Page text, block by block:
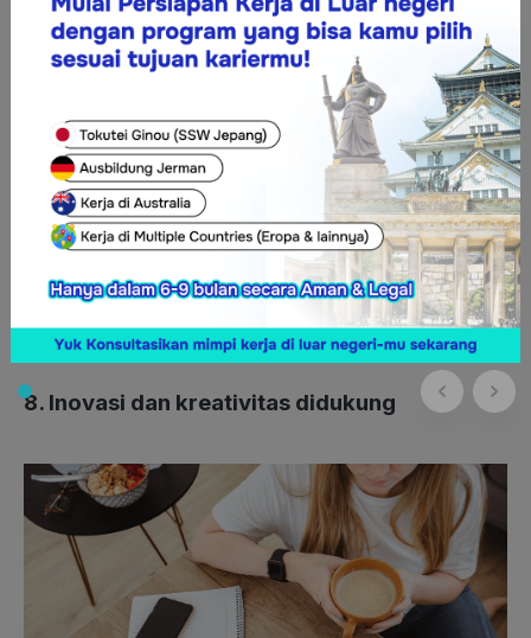
Disiplin adalah nilai yang sangat dihargai di Jerman. Di tempat
kerja,Huntersdiharapkan untuk menyelesaikan tugas tepat
waktu dan sesuai dengan standar yang telah ditetapkan.
Menunda-nunda atau bekerja setengah hati akan dianggap
tidak profesional. Orang Jerman percaya bahwa disiplin
membawa efisiensi, dan ini menjadi salah satu alasan
mengapa ekonomi Jerman begitu kuat.
Baca juga:Cara Kerja di Jerman: Panduan Lengkap untuk
8. Inovasi dan kreativitas didukung